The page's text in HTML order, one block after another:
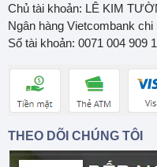
Chủ tài khoản: LÊ KIM
Ngân hàng Vietcombank
Số tài khoản: 0071 004 909
THEO DÕI CHÚNG TÔI